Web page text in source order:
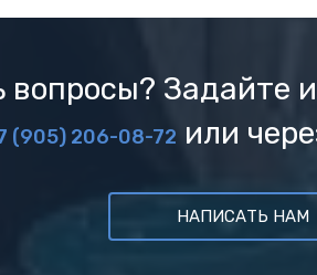
вопросы? Задайте
(905) 206-08-72 или
НАПИСАТЬ НАМ